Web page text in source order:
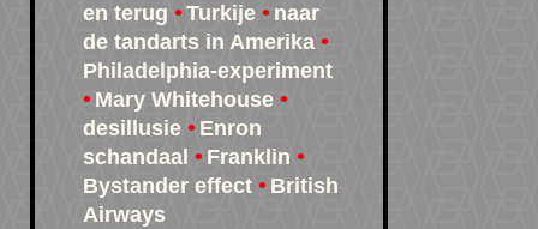
en terug
Turkije
naar
de tandarts in Amerika
Philadelphia-experiment
Mary Whitehouse
desillusie
Enron
schandaal
Franklin
Bystander effect
British
Airways